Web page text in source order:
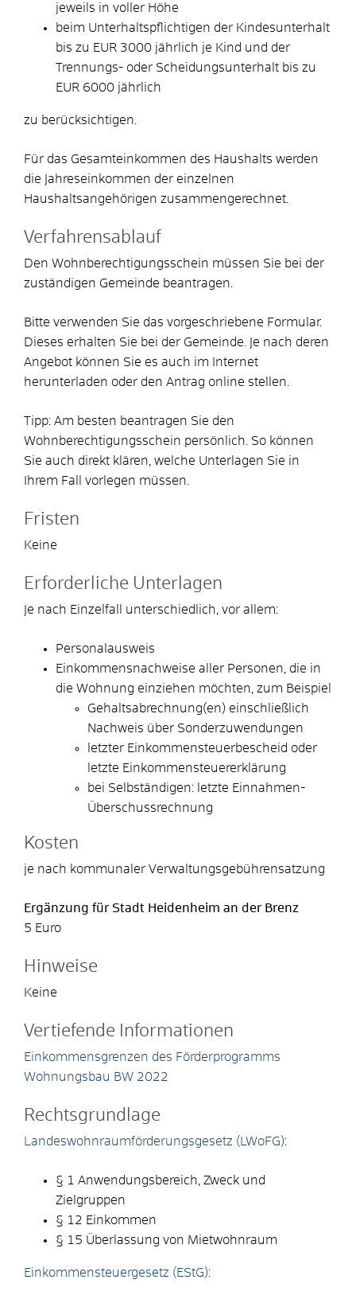
jeweils in voller Höhe
beim Unterhaltspflichtigen der Kindesunterhalt
bis zu EUR 3000 jährlich je Kind und der
Trennungs- oder Scheidungsunterhalt bis zu
EUR 6000 jährlich
zu berücksichtigen.
Für das Gesamteinkommen des Haushalts werden
die Jahreseinkommen der einzelnen
Haushaltsangehörigen zusammengerechnet.
Verfahrensablauf
Den Wohnberechtigungsschein müssen Sie bei der
zuständigen Gemeinde beantragen.
Bitte verwenden Sie das vorgeschriebene Formular.
Dieses erhalten Sie bei der Gemeinde. Je nach deren
Angebot können Sie es auch im Internet
herunterladen oder den Antrag online stellen.
Tipp: Am besten beantragen Sie den
Wohnberechtigungsschein persönlich. So können
Sie auch direkt klären, welche Unterlagen Sie in
Ihrem Fall vorlegen müssen.
Fristen
Keine
Erforderliche Unterlagen
Je nach Einzelfall unterschiedlich, vor allem:
Personalausweis
Einkommensnachweise aller Personen, die in
die Wohnung einziehen möchten, zum Beispiel
Gehaltsabrechnung(en) einschließlich
Nachweis über Sonderzuwendungen
letzter Einkommensteuerbescheid oder
letzte Einkommensteuererklärung
bei Selbständigen: letzte Einnahmen-
Überschussrechnung
Kosten
je nach kommunaler Verwaltungsgebührensatzung
Ergänzung für Stadt Heidenheim an der Brenz
5 Euro
Hinweise
Keine
Vertiefende Informationen
Einkommensgrenzen des Förderprogramms
Wohnungsbau BW 2022
Rechtsgrundlage
Landeswohnraumförderungsgesetz (LWoFG):
§ 1 Anwendungsbereich, Zweck und
Zielgruppen
§ 12 Einkommen
§ 15 Überlassung von Mietwohnraum
Einkommensteuergesetz (EStG):